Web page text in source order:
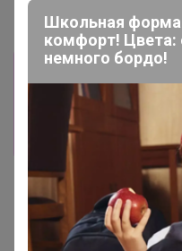
Информация
лишь членам
Школьная форма
комфорт! Цвета:
немного бордо!